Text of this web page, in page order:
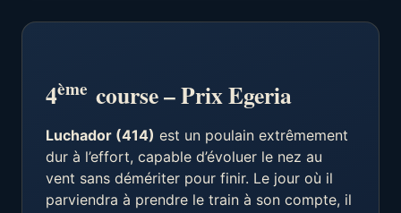
4ème course – Prix Egeria
Luchador (414) est un poulain extrêmement
dur à l’effort, capable d’évoluer le nez au
vent sans démériter pour finir. Le jour où il
parviendra à prendre le train à son compte, il